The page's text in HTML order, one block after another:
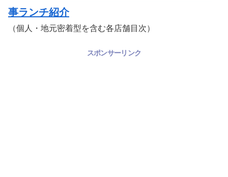
事ランチ紹介
（個人・地元密着型を含む各店舗目次）
スポンサーリンク